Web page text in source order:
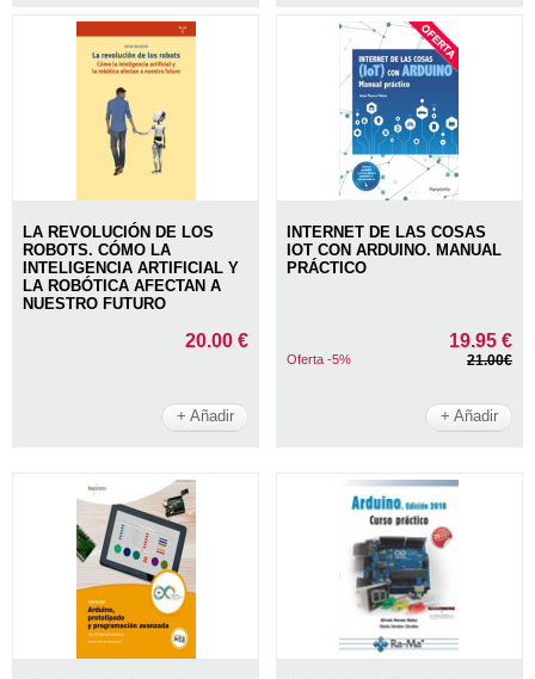
LA REVOLUCIÓN DE LOS
ROBOTS. CÓMO LA
INTELIGENCIA ARTIFICIAL Y
LA ROBÓTICA AFECTAN A
NUESTRO FUTURO
20.00 €
+ Añadir
INTERNET DE LAS COSAS
IOT CON ARDUINO. MANUAL
PRÁCTICO
19.95 €
Oferta -5% 21.00€
+ Añadir